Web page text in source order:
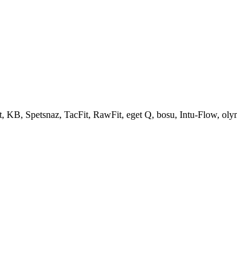
Spetsnaz, TacFit, RawFit, eget Q, bosu, Intu-Flow,